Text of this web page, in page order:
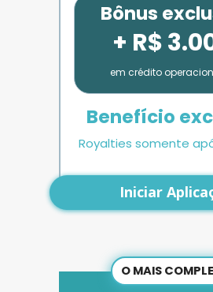
O MAIS
Iniciar
Bônus
+ R$
em crédito
Benefício
Royalties somente